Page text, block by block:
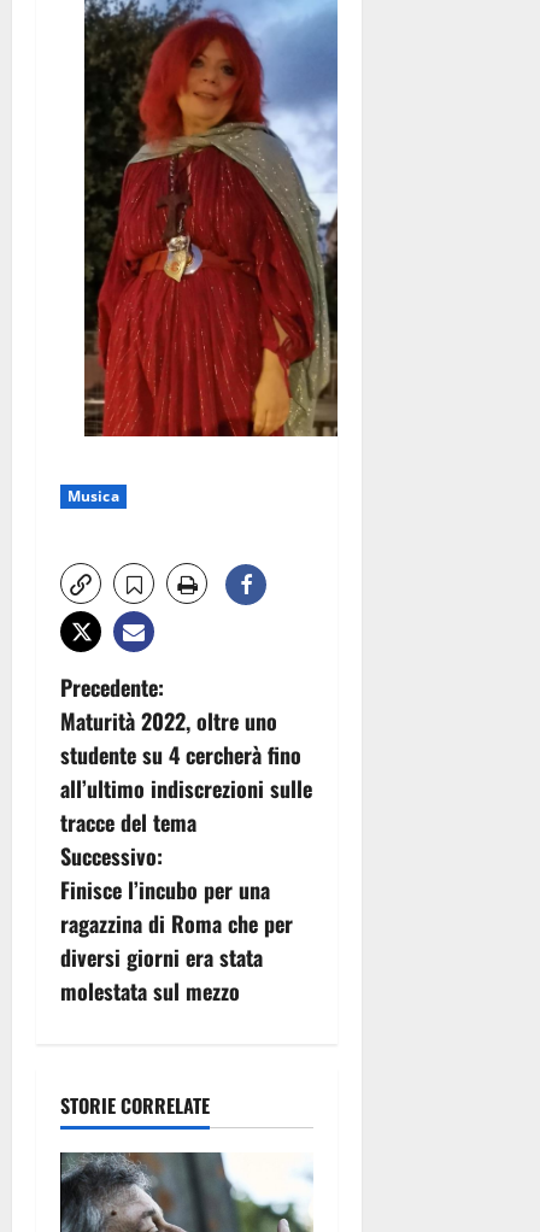
Musica
N
a
v
i
g
a
z
o
n
e
Precedente:
Maturità 2022, oltre uno
studente su 4 cercherà fino
all’ultimo indiscrezioni sulle
tracce del tema
Successivo:
Finisce l’incubo per una
ragazzina di Roma che per
diversi giorni era stata
molestata sul mezzo
STORIE CORRELATE